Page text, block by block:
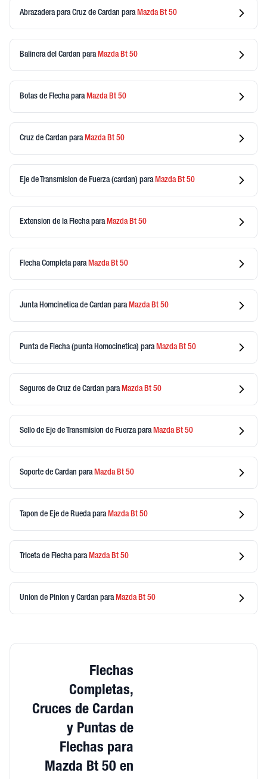
Abrazadera para Cruz de Cardan para MazdaBt 50
Balinera del Cardan para MazdaBt 50
Botas de Flechapara MazdaBt 50
Cruz de Cardan para MazdaBt 50
Eje de Transmision de Fuerza (cardan) para MazdaBt 50
Extension de la Flechapara MazdaBt 50
Flecha Completapara MazdaBt 50
Junta Homcinetica de Cardan para MazdaBt 50
Punta de Flecha (punta Homocinetica) para MazdaBt 50
Seguros de Cruz de Cardan para MazdaBt 50
Sello de Eje de Transmision de Fuerzapara MazdaBt 50
Soporte de Cardan para MazdaBt 50
Tapon de Eje de Ruedapara MazdaBt 50
Triceta de Flechapara MazdaBt 50
Union de Pinion y Cardan para MazdaBt 50
Flechas
Completas,
Cruces de Cardan
y Puntas de
Flechas para
Mazda Bt 50 en